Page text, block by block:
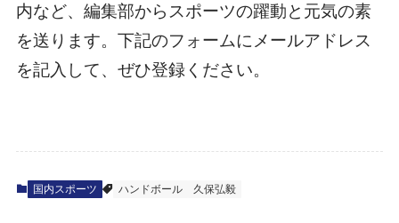
内など、編集部からスポーツの躍動と元気の素
を送ります。下記のフォームにメールアドレス
を記入して、ぜひ登録ください。
国内スポーツ ハンドボール 久保弘毅